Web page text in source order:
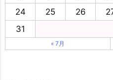
24
25 26
31
« 7月